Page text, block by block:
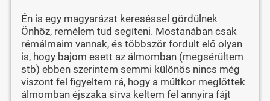
Én is egy magyarázat kereséssel gördülnek
Önhöz, remélem tud segíteni. Mostanában csak
rémálmaim vannak, és többször fordult elő olyan
is, hogy bajom esett az álmomban (megsérültem
stb) ebben szerintem semmi különös nincs még
viszont fel figyeltem rá, hogy a múltkor meglőttek
álmomban éjszaka sírva keltem fel annyira fájt